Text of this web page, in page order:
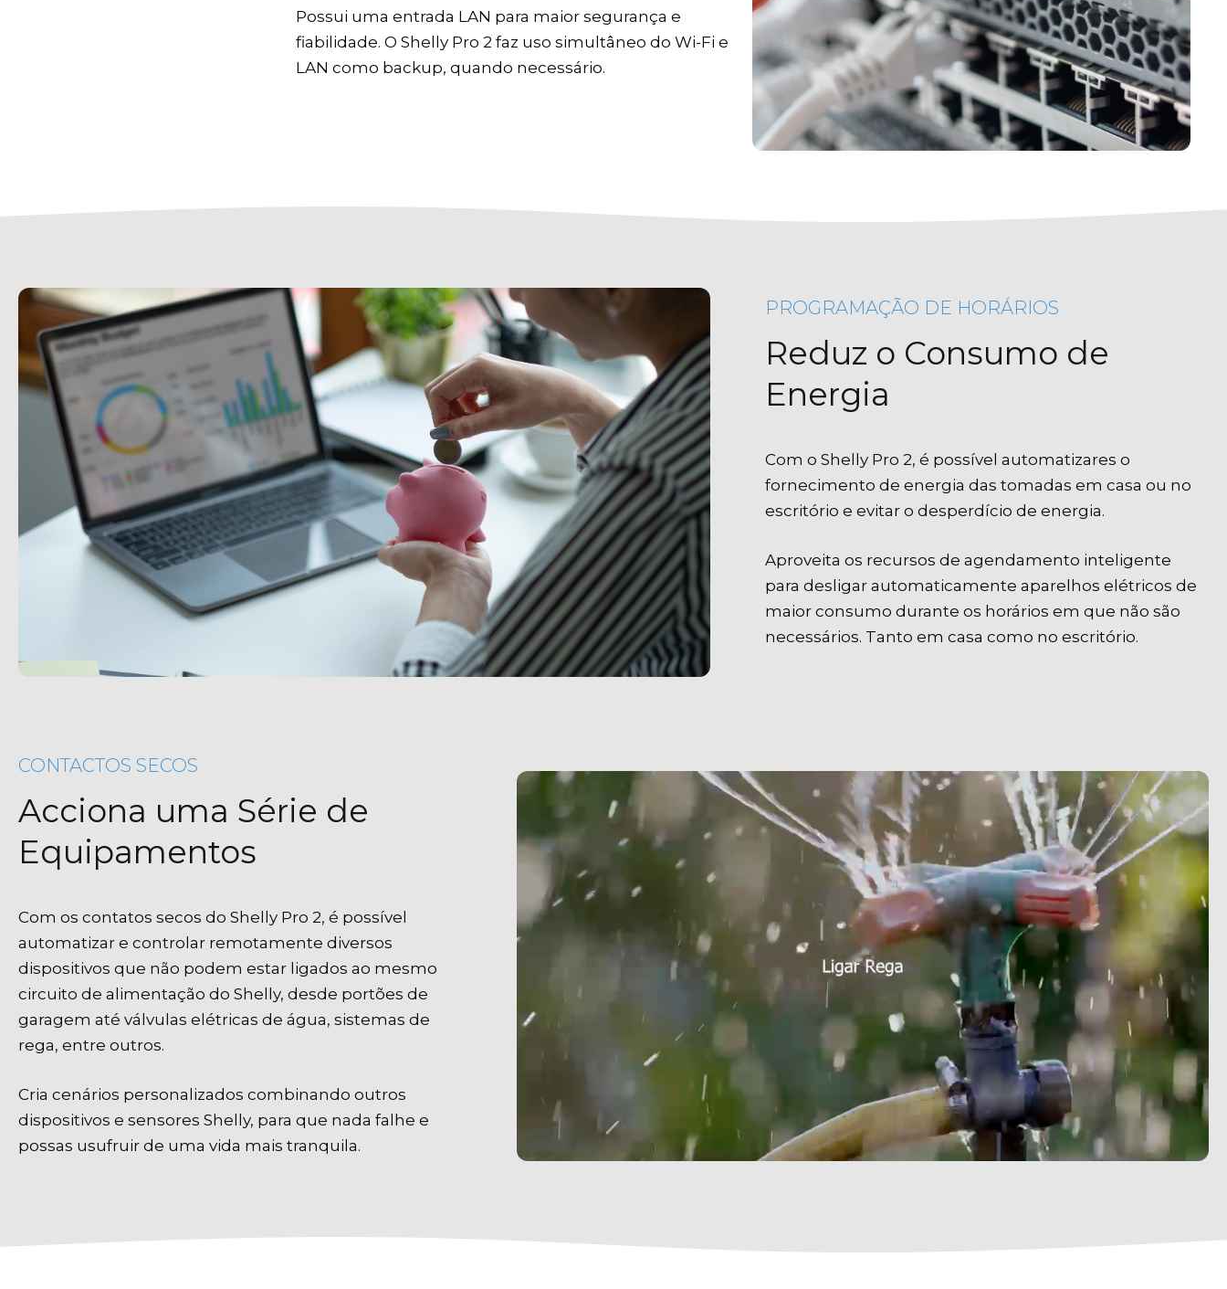
Possui uma entrada LAN para maior segurança e
fiabilidade. O Shelly Pro 2 faz uso simultâneo do Wi-Fi e
LAN como backup, quando necessário.
PROGRAMAÇÃO DE HORÁRIOS
Reduz o Consumo de
Energia
Com o Shelly Pro 2, é possível automatizares o
fornecimento de energia das tomadas em casa ou no
escritório e evitar o desperdício de energia.
Aproveita os recursos de agendamento inteligente
para desligar automaticamente aparelhos elétricos de
maior consumo durante os horários em que não são
necessários. Tanto em casa como no escritório.
CONTACTOS SECOS
Acciona uma Série de
Equipamentos
Com os contatos secos do Shelly Pro 2, é possível
automatizar e controlar remotamente diversos
dispositivos que não podem estar ligados ao mesmo
circuito de alimentação do Shelly, desde portões de
garagem até válvulas elétricas de água, sistemas de
rega, entre outros.
Cria cenários personalizados combinando outros
dispositivos e sensores Shelly, para que nada falhe e
possas usufruir de uma vida mais tranquila.